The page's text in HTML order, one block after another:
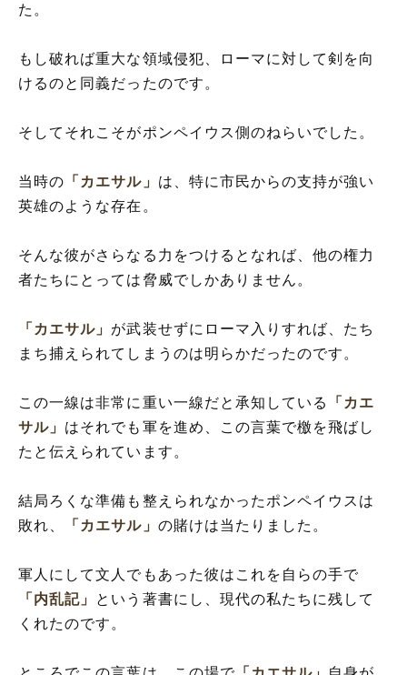
た。
もし破れば重大な領域侵犯、ローマに対して剣を向
けるのと同義だったのです。
そしてそれこそがポンペイウス側のねらいでした。
当時の 「カエサル」 は、特に市民からの支持が強い
英雄のような存在。
そんな彼がさらなる力をつけるとなれば、他の権力
者たちにとっては脅威でしかありません。
「カエサル」 が武装せずにローマ入りすれば、たち
まち捕えられてしまうのは明らかだったのです。
この一線は非常に重い一線だと承知している
「カエ
サル」 はそれでも軍を進め、この言葉で檄を飛ばし
たと伝えられています。
結局ろくな準備も整えられなかったポンペイウスは
敗れ、
「カエサル」 の賭けは当たりました。
軍人にして文人でもあった彼はこれを自らの手で
「内乱記」 という著書にし、現代の私たちに残して
くれたのです。